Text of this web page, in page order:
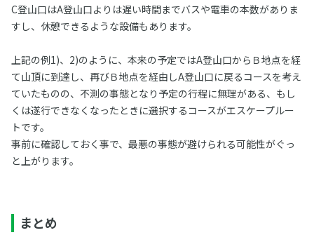
C登山口はA登山口よりは遅い時間までバスや電車の本数がありま
すし、休憩できるような設備もあります。
上記の例1)、2)のように、本来の予定ではA登山口からＢ地点を経
て山頂に到達し、再びＢ地点を経由しA登山口に戻るコースを考え
ていたものの、不測の事態となり予定の行程に無理がある、もし
くは遂行できなくなったときに選択するコースがエスケープルー
トです。
事前に確認しておく事で、最悪の事態が避けられる可能性がぐっ
と上がります。
まとめ